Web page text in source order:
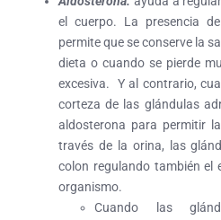
el cuerpo. La presencia
permite que se conserve la
dieta o cuando se pierde
excesiva. Y al contrario,
corteza de las glándulas
aldosterona para permitir
través de la orina, las
colon regulando también el
organismo.
Cuando las